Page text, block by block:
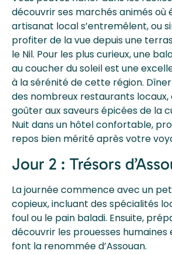
découvrir ses marchés animés où
artisanat local s’entremêlent, ou
profiter de la vue depuis une
le Nil. Pour les plus curieux, une
au coucher du soleil est une
à la sérénité de cette région. Dîner
des nombreux restaurants locaux,
goûter aux saveurs épicées de la
Nuit dans un hôtel confortable,
repos bien mérité après votre
Jour 2 : Trésors
La journée commence avec un
copieux, incluant des spécialités
foul ou le pain baladi. Ensuite,
découvrir les prouesses humaines
font la renommée d’Assouan.